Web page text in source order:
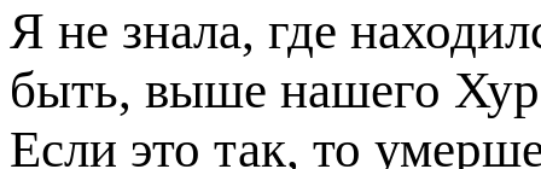
Я не знала, где
быть, выше нашего
Если это так, то